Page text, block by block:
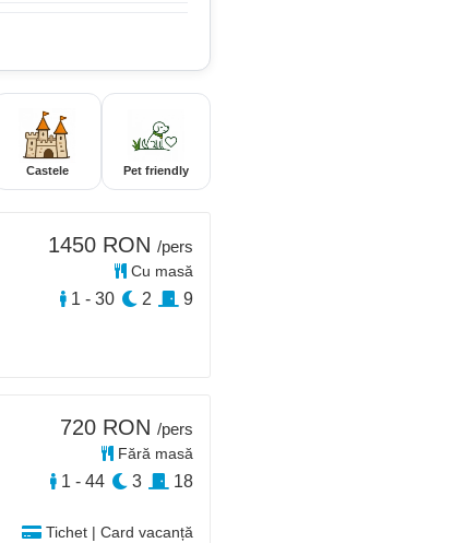
Castele Pet friendly
1450 RON /pers
Cu masă
1 - 30 2 9
Tichet | Card vacanță
720 RON /pers
Fără masă
1 - 44 3 18